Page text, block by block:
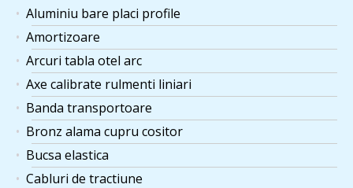
Aluminiu bare placi profile
Amortizoare
Arcuri tabla otel arc
Axe calibrate rulmenti liniari
Banda transportoare
Bronz alama cupru cositor
Bucsa elastica
Cabluri de tractiune